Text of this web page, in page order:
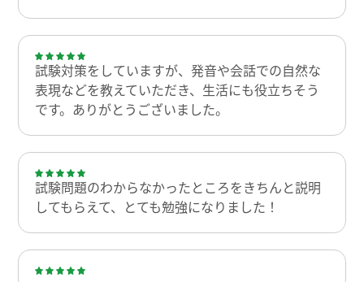
試験対策をしていますが、発音や会話での自然な
表現などを教えていただき、生活にも役立ちそう
です。ありがとうございました。
試験問題のわからなかったところをきちんと説明
してもらえて、とても勉強になりました！